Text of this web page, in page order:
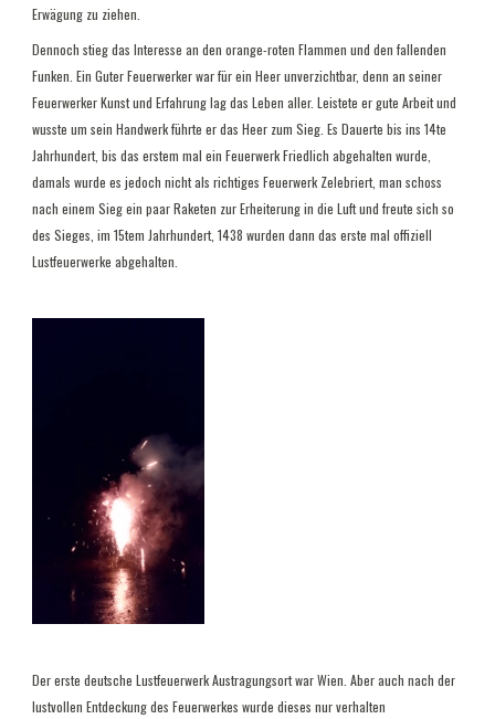
Erwägung zu ziehen.
Dennoch stieg das Interesse an den orange-roten Flammen und den fallenden
Funken. Ein Guter Feuerwerker war für ein Heer unverzichtbar, denn an seiner
Feuerwerker Kunst und Erfahrung lag das Leben aller. Leistete er gute Arbeit und
wusste um sein Handwerk führte er das Heer zum Sieg. Es Dauerte bis ins 14te
Jahrhundert, bis das erstem mal ein Feuerwerk Friedlich abgehalten wurde,
damals wurde es jedoch nicht als richtiges Feuerwerk Zelebriert, man schoss
nach einem Sieg ein paar Raketen zur Erheiterung in die Luft und freute sich so
des Sieges, im 15tem Jahrhundert, 1438 wurden dann das erste mal offiziell
Lustfeuerwerke abgehalten.
Der erste deutsche Lustfeuerwerk Austragungsort war Wien. Aber auch nach der
lustvollen Entdeckung des Feuerwerkes wurde dieses nur verhalten